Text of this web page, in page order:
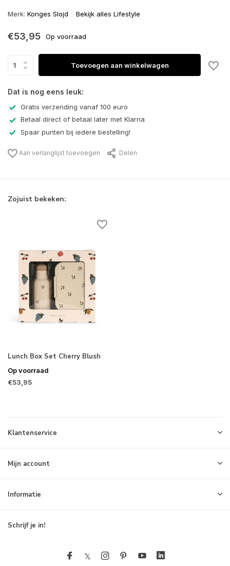
Merk: Konges Slojd Bekijk alles Lifestyle
€53,95 Op voorraad
Toevoegen aan winkelwagen
Dat is nog eens leuk:
Gratis verzending vanaf 100 euro
Betaal direct of betaal later met Klarna
Spaar punten bij iedere bestelling!
Aan verlanglijst toevoegen Delen
Zojuist bekeken:
Lunch Box Set Cherry Blush
Op voorraad
€53,95
Klantenservice
Mijn account
Informatie
Schrijf je in!